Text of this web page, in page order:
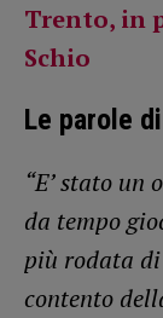
Trento, in
Schio
Le parole
“E’ stato
da tempo
più rodata di
contento